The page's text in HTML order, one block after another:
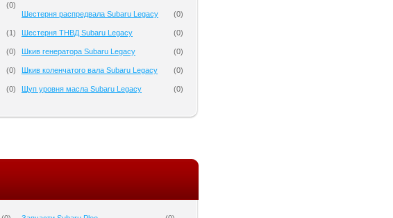
(0)
(1)
(0)
(0)
(0)
Шестерня распредвала Subaru Legacy (0)
Шестерня ТНВД Subaru Legacy (0)
Шкив генератора Subaru Legacy (0)
Шкив коленчатого вала Subaru Legacy (0)
Щуп уровня масла Subaru Legacy (0)